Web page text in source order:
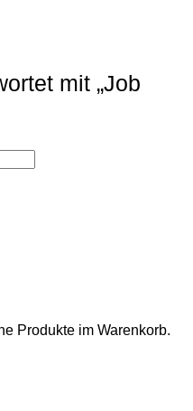
Produkte im Warenkorb.
mit „Job